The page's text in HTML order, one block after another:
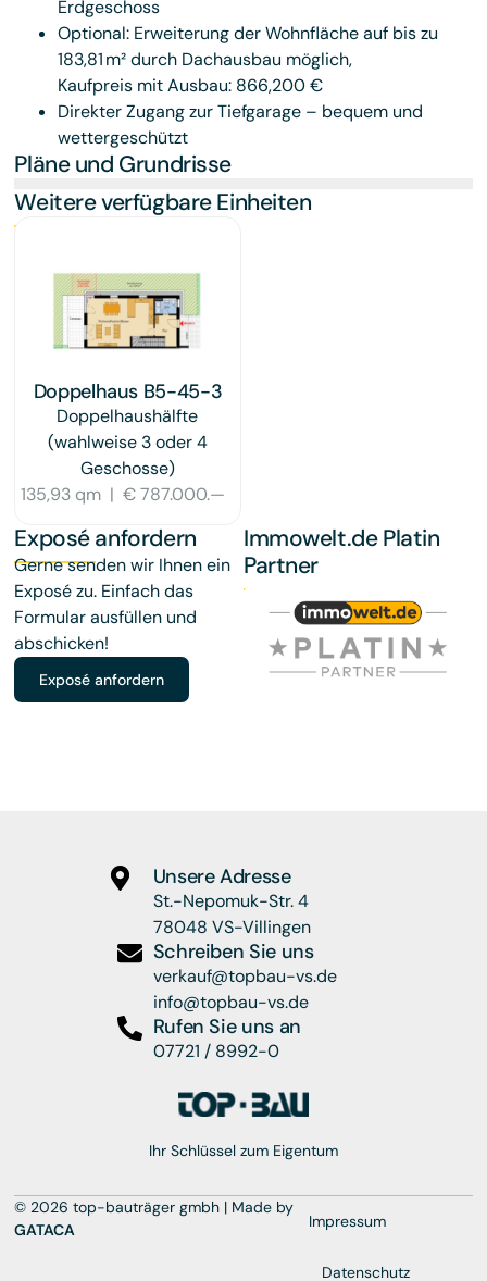
Erdgeschoss
Optional: Erweiterung der Wohnfläche auf bis zu
183,81 m² durch Dachausbau möglich,
Kaufpreis mit Ausbau: 866,200 €
Direkter Zugang zur Tiefgarage – bequem und
wettergeschützt
Pläne und Grundrisse
Weitere verfügbare Einheiten
Doppelhaus B5-45-3
Doppelhaushälfte
(wahlweise 3 oder 4
Geschosse)
135,93 qm |€ 787.000.—
Exposé anfordern
Gerne senden wir Ihnen ein
Exposé zu. Einfach das
Formular ausfüllen und
abschicken!
Exposé anfordern
Immowelt.de Platin
Partner
Ihr Schlüssel zum Eigentum
Unsere Adresse
St.-Nepomuk-Str. 4
78048 VS-Villingen
Schreiben Sie uns
verkauf@topbau-vs.de
info@topbau-vs.de
Rufen Sie uns an
07721 / 8992-0
© 2026 top-bauträger gmbh | Made by
GATACA
Impressum
Datenschutz